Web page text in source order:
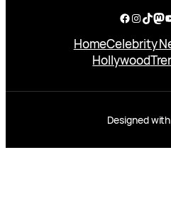
Facebook
HomeCelebrity
Hollywood
Designed with